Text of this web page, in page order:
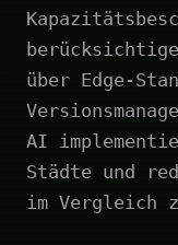
über Edge-
AI
Städte und
im Vergleich